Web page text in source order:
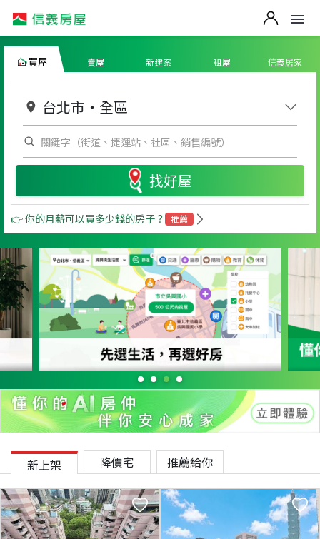
買屋 賣屋 新建案 租屋 信義居家
台北市 ・ 全區
找好屋
👉 你的月薪可以買多少錢的房子？ 推薦
新上架 降價宅 推薦給你